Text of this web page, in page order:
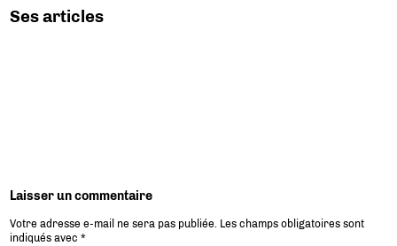
Ses articles
Laisser un commentaire
Votre adresse e-mail ne sera pas publiée. Les champs obligatoires sont
indiqués avec*